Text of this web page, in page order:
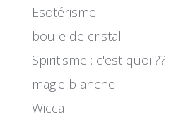
Esotérisme
boule de cristal
Spiritisme : c'est quoi ??
magie blanche
Wicca